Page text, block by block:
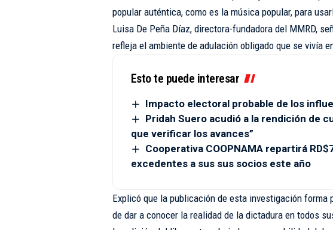
popular auténtica, como es la música popular, para
Luisa De Peña Díaz, directora-fundadora del MMRD,
refleja el ambiente de adulación obligado que se vivía
Esto te puede interesar
Impacto electoral probable de los
Pridah Suero acudió a la rendición de
que verificar los avances”
Cooperativa COOPNAMA repartirá
excedentes a sus sus socios este año
Explicó que la publicación de esta investigación
de dar a conocer la realidad de la dictadura en todos